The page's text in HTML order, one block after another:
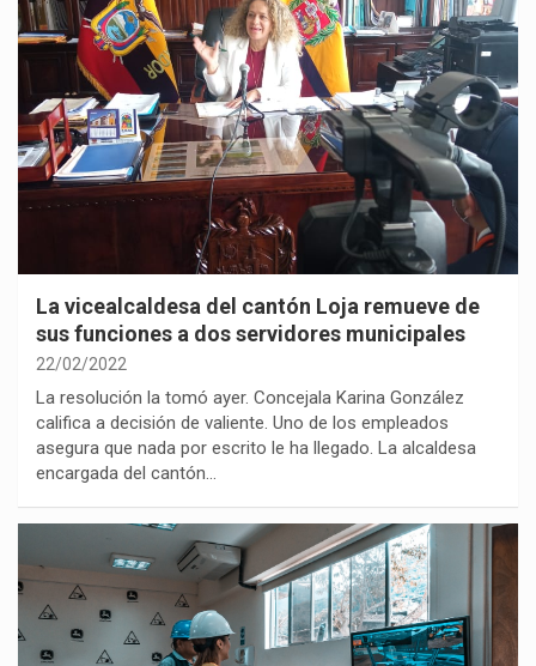
La vicealcaldesa del cantón Loja remueve de
sus funciones a dos servidores municipales
22/02/2022
La resolución la tomó ayer. Concejala Karina González
califica a decisión de valiente. Uno de los empleados
asegura que nada por escrito le ha llegado. La alcaldesa
encargada del cantón…